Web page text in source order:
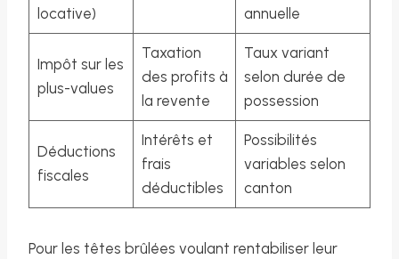
locative)
annuelle
Impôt sur les
plus-values
Taxation
des profits à
la revente
Taux variant
selon durée de
possession
Déductions
fiscales
Intérêts et
frais
déductibles
Possibilités
variables selon
canton
Pour les têtes brûlées voulant rentabiliser leur